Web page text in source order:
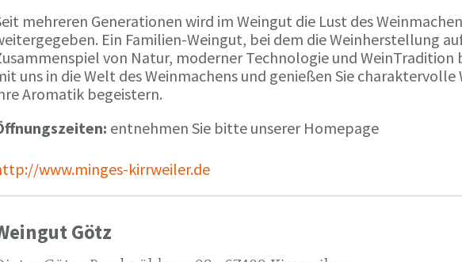
mehreren Generationen wird im Weingut die Lust des
Ein Familien-Weingut, bei dem die Weinherstellung
von Natur, moderner Technologie und WeinTradition
uns in die Welt des Weinmachens und genießen Sie charaktervolle
Aromatik begeistern.
entnehmen Sie bitte unserer Homepage
www.minges-kirrweiler.de
Götz